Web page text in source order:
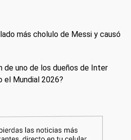
más cholulo de Messi y causó
de uno de los dueños de Inter
el Mundial 2026?